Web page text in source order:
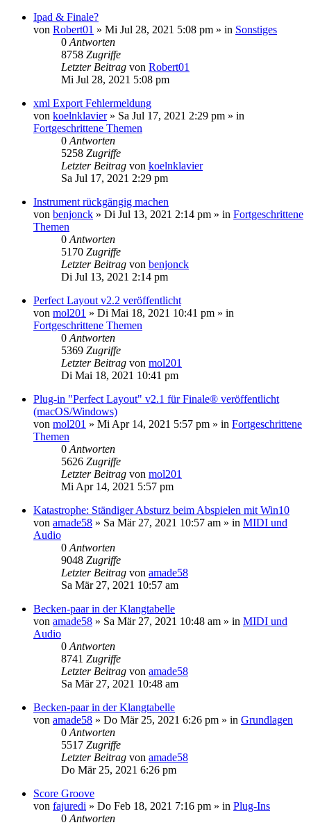
Ipad & Finale?
von Robert01 » Mi Jul 28, 2021 5:08 pm » in Sonstiges
0 Antworten
8758 Zugriffe
Letzter Beitrag von Robert01
Mi Jul 28, 2021 5:08 pm
xml Export Fehlermeldung
von koelnklavier» Sa Jul 17, 2021 2:29 pm » in
Fortgeschrittene Themen
0 Antworten
5258 Zugriffe
Letzter Beitrag von koelnklavier
Sa Jul 17, 2021 2:29 pm
Instrument rückgängig machen
von benjonck » Di Jul 13, 2021 2:14 pm » in Fortgeschrittene
Themen
0 Antworten
5170 Zugriffe
Letzter Beitrag von benjonck
Di Jul 13, 2021 2:14 pm
Perfect Layout v2.2 veröffentlicht
von mol201 » Di Mai 18, 2021 10:41 pm » in
Fortgeschrittene Themen
0 Antworten
5369 Zugriffe
Letzter Beitrag von mol201
Di Mai 18, 2021 10:41 pm
Plug-in "Perfect Layout" v2.1 für Finale® veröffentlicht
(macOS/Windows)
von mol201 » Mi Apr 14, 2021 5:57 pm » in Fortgeschrittene
Themen
0 Antworten
5626 Zugriffe
Letzter Beitrag von mol201
Mi Apr 14, 2021 5:57 pm
Katastrophe: Ständiger Absturz beim Abspielen mit Win10
von amade58 » Sa Mär 27, 2021 10:57 am » in MIDI und
Audio
0 Antworten
9048 Zugriffe
Letzter Beitrag von amade58
Sa Mär 27, 2021 10:57 am
Becken-paar in der Klangtabelle
von amade58 » Sa Mär 27, 2021 10:48 am » in MIDI und
Audio
0 Antworten
8741 Zugriffe
Letzter Beitrag von amade58
Sa Mär 27, 2021 10:48 am
Becken-paar in der Klangtabelle
von amade58 » Do Mär 25, 2021 6:26 pm » in Grundlagen
0 Antworten
5517 Zugriffe
Letzter Beitrag von amade58
Do Mär 25, 2021 6:26 pm
Score Groove
von fajuredi » Do Feb 18, 2021 7:16 pm » in Plug-Ins
0 Antworten